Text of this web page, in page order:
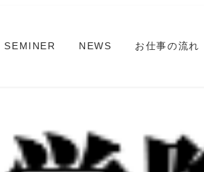
SEMINER NEWS お仕事の流れ